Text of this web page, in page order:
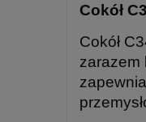
Cokół
Cokół
zarazem